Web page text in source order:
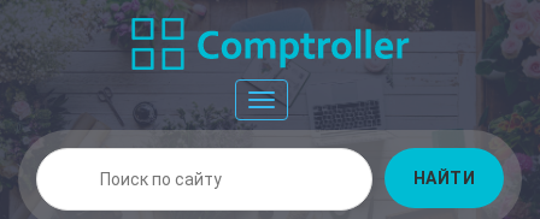
Toggle
navigation
НАЙТИ